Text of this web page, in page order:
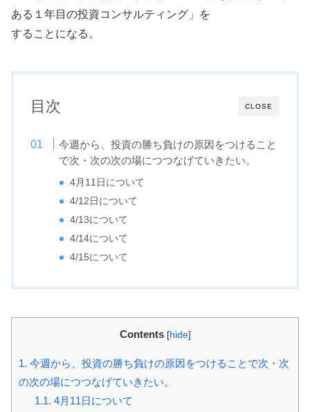
ある１年目の投資コンサルティング」を
することになる。
CLOSE
目次
今週から、投資の勝ち負けの原因をつけること
で次・次の次の場につつなげていきたい。
4月11日について
4/12日について
4/13について
4/14について
4/15について
Contents [hide]
1. 今週から、投資の勝ち負けの原因をつけることで次・次
の次の場につつなげていきたい。
1.1. 4月11日について